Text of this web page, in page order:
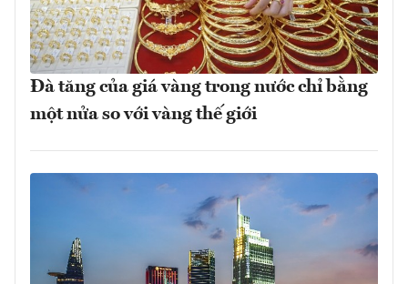
Đà tăng của giá vàng trong nước chỉ bằng
một nửa so với vàng thế giới